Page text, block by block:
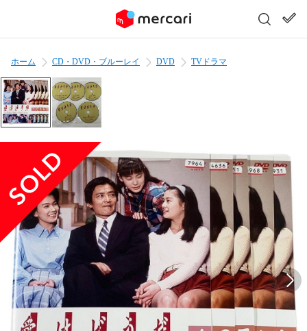
ホーム CD・DVD・ブルーレイ DVD TVドラマ